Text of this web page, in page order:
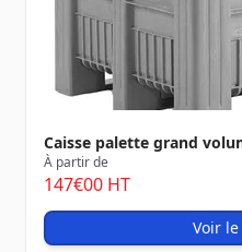
Caisse palette grand
À partir de
147€00 HT
Voir